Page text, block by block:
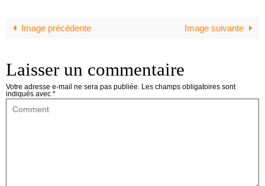
Image précédente Image suivante
Laisser un commentaire
Votre adresse e-mail ne sera pas publiée. Les champs obligatoires sont
indiqués avec *